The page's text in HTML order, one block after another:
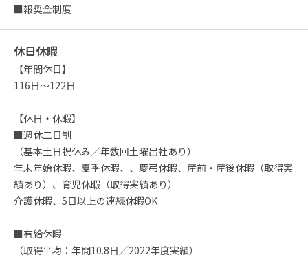
■報奨金制度
休日休暇
【年間休日】
116日～122日
【休日・休暇】
■週休二日制
（基本土日祝休み／年数回土曜出社あり）
年末年始休暇、夏季休暇、、慶弔休暇、産前・産後休暇（取得実
績あり）、育児休暇（取得実績あり）
介護休暇、5日以上の連続休暇OK
■有給休暇
（取得平均：年間10.8日／2022年度実績）